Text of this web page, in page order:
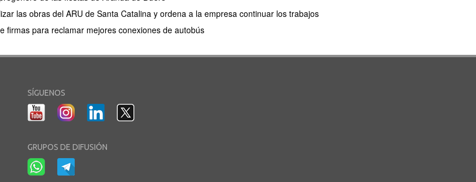
las obras del ARU de Santa Catalina y ordena a la empresa continuar los trabajos
firmas para reclamar mejores conexiones de autobús
SÍGUENOS
GRUPOS DE DIFUSIÓN